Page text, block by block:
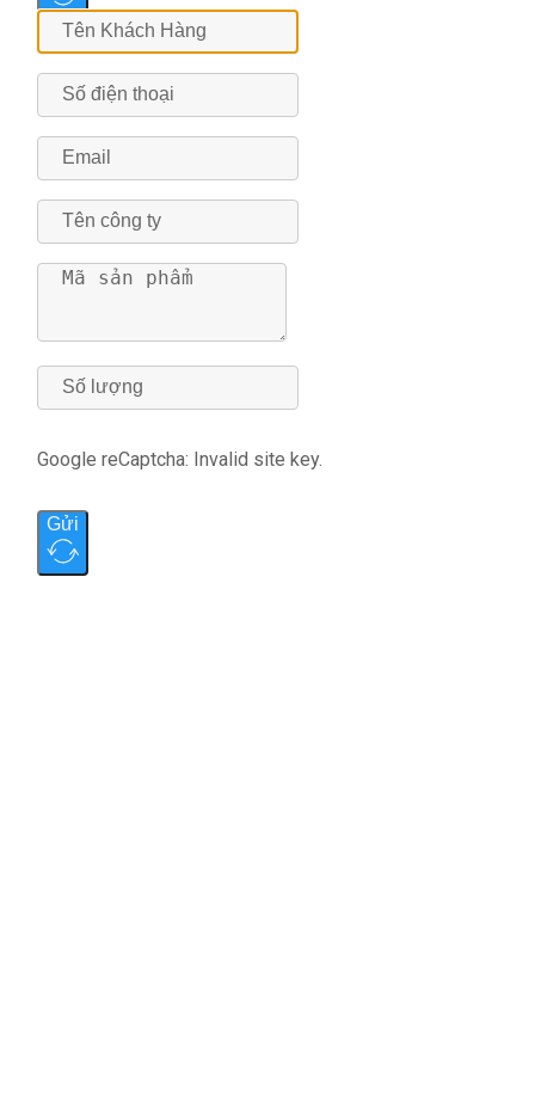
Google reCaptcha: Invalid site key.
Gửi